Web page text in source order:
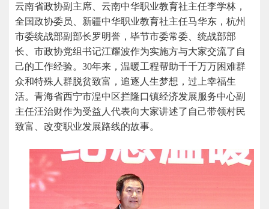
云南省政协副主席、云南中华职业教育社主任李学林，
全国政协委员、新疆中华职业教育社主任马华东，杭州
市委统战部副部长罗明誉，毕节市委常委、统战部部
长、市政协党组书记江耀波作为实施方与大家交流了自
己的工作经验。30年来，温暖工程帮助千千万万困难群
众和特殊人群脱贫致富，追逐人生梦想，过上幸福生
活。青海省西宁市湟中区拦隆口镇经济发展服务中心副
主任汪治财作为受益人代表向大家讲述了自己带领村民
致富、改变职业发展路线的故事。